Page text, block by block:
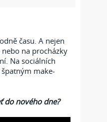
času. A nejen
na procházky
Na sociálních
make-
do nového dne?